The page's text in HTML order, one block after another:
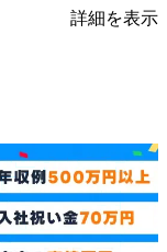
詳細を表示